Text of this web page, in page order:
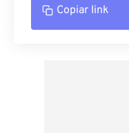
Copiar link